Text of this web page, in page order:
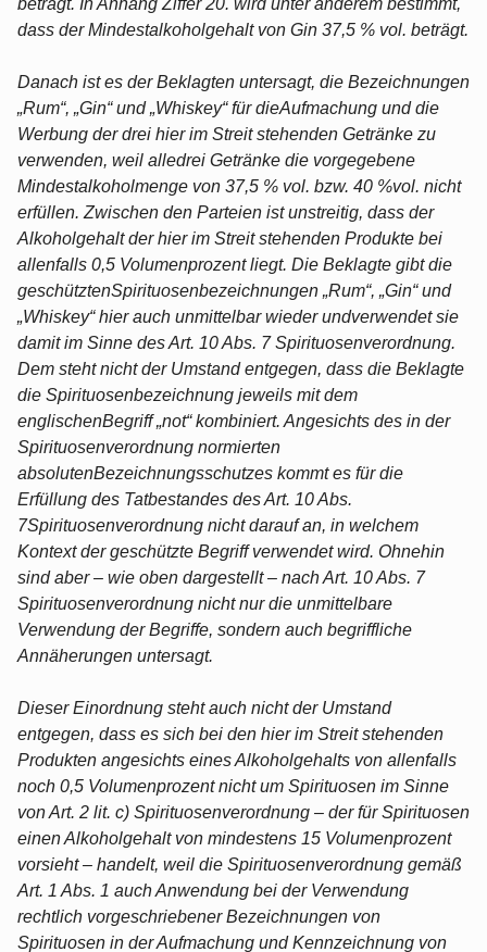
beträgt. In Anhang Ziffer 20. wird unter anderem bestimmt,
dass der Mindestalkoholgehalt von Gin 37,5 % vol. beträgt.
Danach ist es der Beklagten untersagt, die Bezeichnungen
„Rum“, „Gin“ und „Whiskey“ für dieAufmachung und die
Werbung der drei hier im Streit stehenden Getränke zu
verwenden, weil alledrei Getränke die vorgegebene
Mindestalkoholmenge von 37,5 % vol. bzw. 40 %vol. nicht
erfüllen. Zwischen den Parteien ist unstreitig, dass der
Alkoholgehalt der hier im Streit stehenden Produkte bei
allenfalls 0,5 Volumenprozent liegt. Die Beklagte gibt die
geschütztenSpirituosenbezeichnungen „Rum“, „Gin“ und
„Whiskey“ hier auch unmittelbar wieder undverwendet sie
damit im Sinne des Art. 10 Abs. 7 Spirituosenverordnung.
Dem steht nicht der Umstand entgegen, dass die Beklagte
die Spirituosenbezeichnung jeweils mit dem
englischenBegriff „not“ kombiniert. Angesichts des in der
Spirituosenverordnung normierten
absolutenBezeichnungsschutzes kommt es für die
Erfüllung des Tatbestandes des Art. 10 Abs.
7Spirituosenverordnung nicht darauf an, in welchem
Kontext der geschützte Begriff verwendet wird. Ohnehin
sind aber – wie oben dargestellt – nach Art. 10 Abs. 7
Spirituosenverordnung nicht nur die unmittelbare
Verwendung der Begriffe, sondern auch begriffliche
Annäherungen untersagt.
Dieser Einordnung steht auch nicht der Umstand
entgegen, dass es sich bei den hier im Streit stehenden
Produkten angesichts eines Alkoholgehalts von allenfalls
noch 0,5 Volumenprozent nicht um Spirituosen im Sinne
von Art. 2 lit. c) Spirituosenverordnung – der für Spirituosen
einen Alkoholgehalt von mindestens 15 Volumenprozent
vorsieht – handelt, weil die Spirituosenverordnung gemäß
Art. 1 Abs. 1 auch Anwendung bei der Verwendung
rechtlich vorgeschriebener Bezeichnungen von
Spirituosen in der Aufmachung und Kennzeichnung von